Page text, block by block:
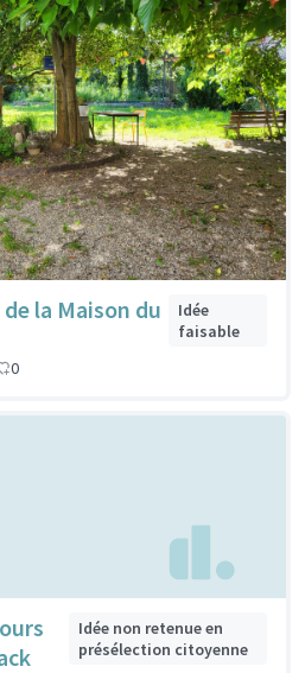
la Maison du
Idée
faisable
0
Idée non retenue en
présélection citoyenne